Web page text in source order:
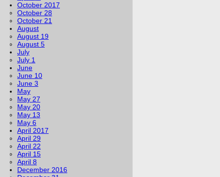
October 2017
October 28
October 21
August
August 19
August 5
July
July 1
June
June 10
June 3
May
May 27
May 20
May 13
May 6
April 2017
April 29
April 22
April 15
April 8
December 2016